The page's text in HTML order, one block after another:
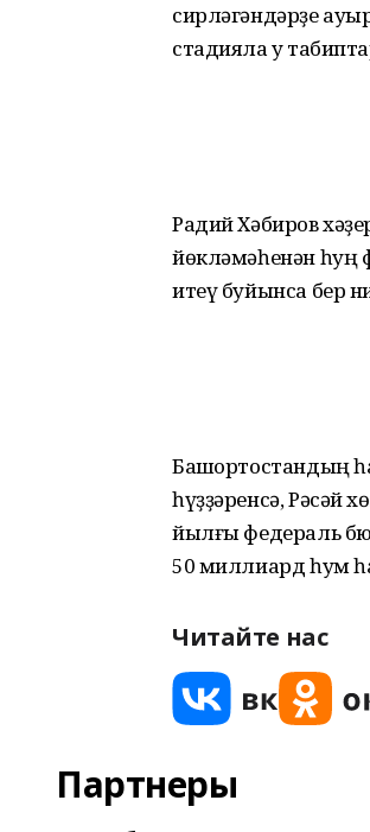
сирләгәндәрҙе
стадияла уҡ
Радий Хәбиров
йөкләмәһенән һуң
итеү буйынса бер
Башҡортостандың
һүҙҙәренсә, Рәсәй
йылғы федераль
50 миллиард һум
Читайте нас
Партнеры